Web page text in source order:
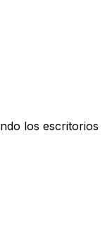
los escritorios